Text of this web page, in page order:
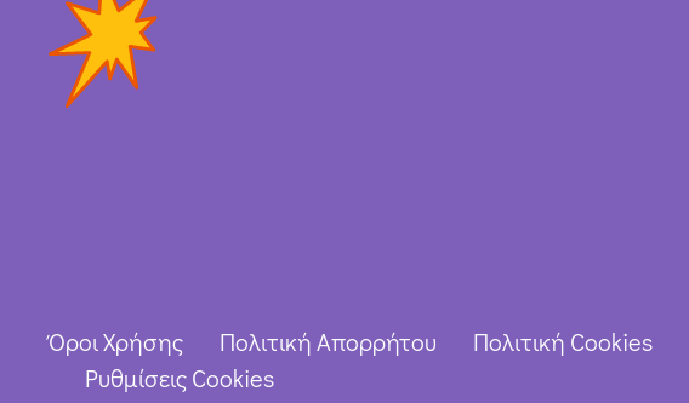
Όροι Χρήσης Πολιτική Απορρήτου Πολιτική Cookies
Ρυθμίσεις Cookies